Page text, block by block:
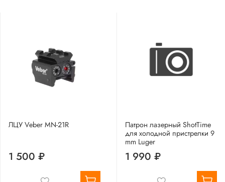
ЛЦУ Veber MN-21R
1 500 ₽
Патрон лазерный ShotTime
для холодной пристрелки 9
mm Luger
1 990 ₽